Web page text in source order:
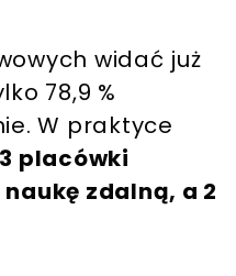
widać już
78,9 %
W praktyce
placówki
zdalną, a 2